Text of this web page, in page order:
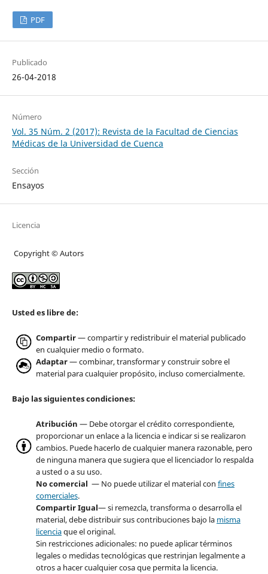
PDF
Publicado
26-04-2018
Número
Vol. 35 Núm. 2 (2017): Revista de la Facultad de Ciencias
Médicas de la Universidad de Cuenca
Sección
Ensayos
Licencia
Copyright © Autors
Usted es libre de:
Compartir— compartir y redistribuir el material publicado
en cualquier medio o formato.
Adaptar— combinar, transformar y construir sobre el
material para cualquier propósito, incluso comercialmente.
Bajo las siguientes condiciones:
Atribución — Debe otorgar el crédito correspondiente,
proporcionar un enlace a la licencia e indicar si se realizaron
cambios. Puede hacerlo de cualquier manera razonable, pero
de ninguna manera que sugiera que el licenciador lo respalda
a usted o a su uso.
No comercial — No puede utilizar el material con fines
comerciales.
Compartir Igual— si remezcla, transforma o desarrolla el
material, debe distribuir sus contribuciones bajo la misma
licenciaque el original.
Sin restricciones adicionales: no puede aplicar términos
legales o medidas tecnológicas que restrinjan legalmente a
otros a hacer cualquier cosa que permita la licencia.